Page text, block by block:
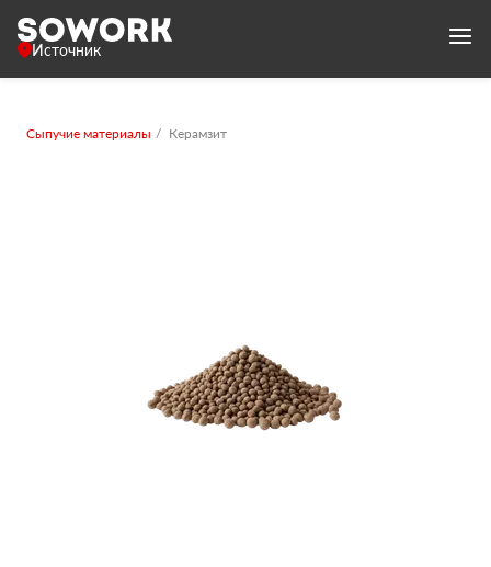
Источник
Сыпучие материалы Керамзит